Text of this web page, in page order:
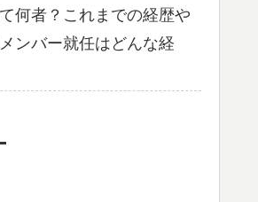
何者？これまでの経歴や
ンバー就任はどんな経